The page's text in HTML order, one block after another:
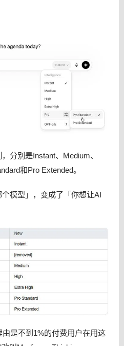
分别是Instant、Medium、
和Pro Extended。
模型」，变成了「你想让AI
是不到1%的付费用户在用这